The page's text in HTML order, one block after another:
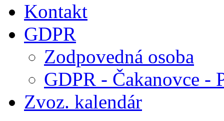
Kontakt
GDPR
Zodpovedná osoba
GDPR - Čakanovce -
Zvoz. kalendár